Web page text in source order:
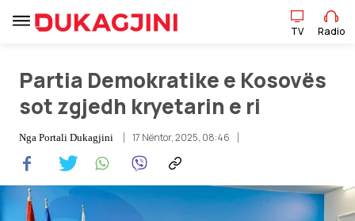
TV Radio
Sport
TV Radio
Partia Demokratike e Kosovës
sot zgjedh kryetarin e ri
Nga Portali Dukagjini 17 Nëntor, 2025, 08:46